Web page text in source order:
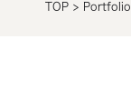
TOP > Portfolio